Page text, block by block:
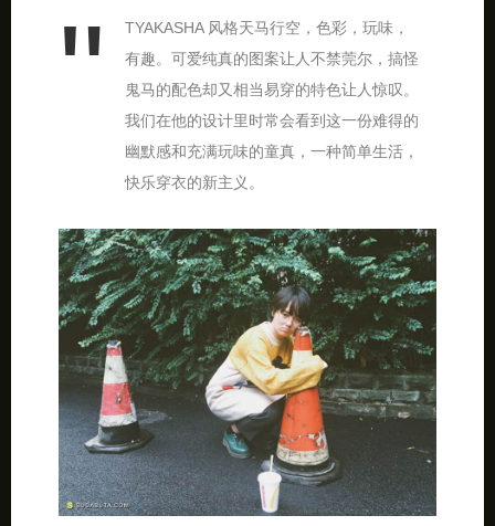
TYAKASHA 风格天马行空，色彩，玩味，
有趣。可爱纯真的图案让人不禁莞尔，搞怪
鬼马的配色却又相当易穿的特色让人惊叹。
我们在他的设计里时常会看到这一份难得的
幽默感和充满玩味的童真，一种简单生活，
快乐穿衣的新主义。